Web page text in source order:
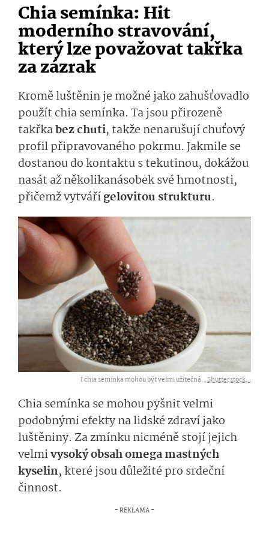
Chia semínka: Hit
moderního stravování,
který lze považovat takřka
za zázrak
Kromě luštěnin je možné jako zahušťovadlo
použít chia semínka. Ta jsou přirozeně
takřkabez chuti, takže nenarušují chuťový
profil připravovaného pokrmu. Jakmile se
dostanou do kontaktu s tekutinou, dokážou
nasát až několikanásobek své hmotnosti,
přičemž vytvářígelovitou strukturu.
I chia semínka mohou být velmi užitečná. ,Shutterstock...
Chia semínka se mohou pyšnit velmi
podobnými efekty na lidské zdraví jako
luštěniny. Za zmínku nicméně stojí jejich
velmivysoký obsah omega mastných
kyselin, které jsou důležité pro srdeční
činnost.